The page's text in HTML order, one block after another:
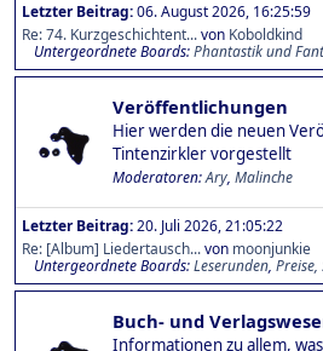
Letzter Beitrag:06. August 2026, 16:25:59
Re: 74. Kurzgeschichtent...von Koboldkind
Untergeordnete Boards Phantastik und
Veröffentlichungen
Hier werden die neuen
Tintenzirkler vorgestellt
Moderatoren:Ary, Malinche
Letzter Beitrag:20. Juli 2026, 21:05:22
Re: [Album] Liedertausch...von moonjunkie
Untergeordnete Boards Leserunden
Buch- und
Informationen zu allem,